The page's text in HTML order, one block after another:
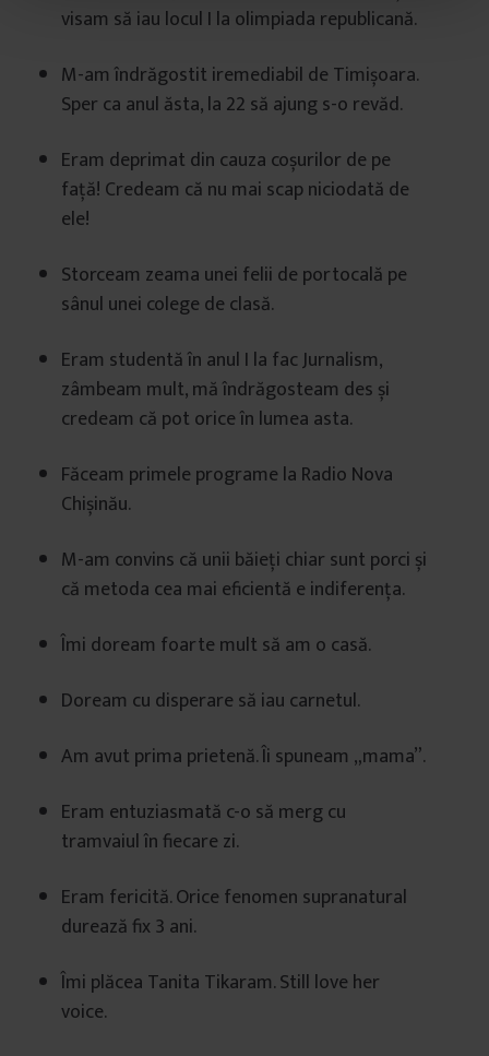
visam să iau locul I la olimpiada republicană.
M-am îndrăgostit iremediabil de Timișoara.
Sper ca anul ăsta, la 22 să ajung s-o revăd.
Eram deprimat din cauza coșurilor de pe
față! Credeam că nu mai scap niciodată de
ele!
Storceam zeama unei felii de portocală pe
sânul unei colege de clasă.
Eram studentă în anul I la fac Jurnalism,
zâmbeam mult, mă îndrăgosteam des și
credeam că pot orice în lumea asta.
Făceam primele programe la Radio Nova
Chișinău.
M-am convins că unii băieți chiar sunt porci și
că metoda cea mai eficientă e indiferența.
Îmi doream foarte mult să am o casă.
Doream cu disperare să iau carnetul.
Am avut prima prietenă. Îi spuneam „mama”.
Eram entuziasmată c-o să merg cu
tramvaiul în fiecare zi.
Eram fericită. Orice fenomen supranatural
durează fix 3 ani.
Îmi plăcea Tanita Tikaram. Still love her
voice.